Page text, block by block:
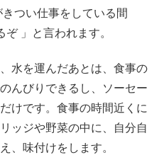
つい仕事をしている間
」と言われます。
水を運んだあとは、食事の
んびりできるし、ソーセー
けです。食事の時間近くに
ッジや野菜の中に、自分自
、味付けをします。